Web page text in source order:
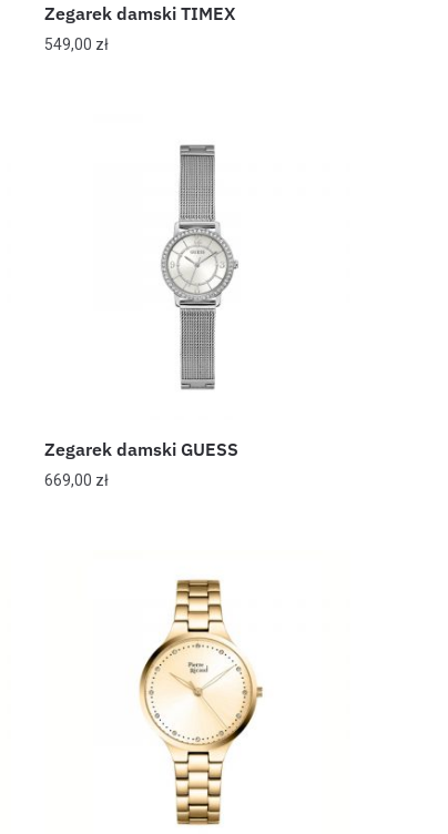
Zegarek damski TIMEX
549,00 zł
Zegarek damski GUESS
669,00 zł